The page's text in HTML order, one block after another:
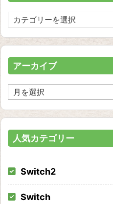
テ
ゴ
リ
ー
アーカイブ
ー
カ
イ
ブ
人気カテゴリー
Switch2
Switch